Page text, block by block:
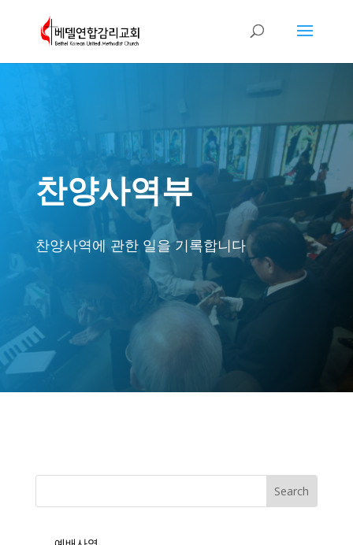
찬양사역부
찬양사역에 관한 일을 기록합니다